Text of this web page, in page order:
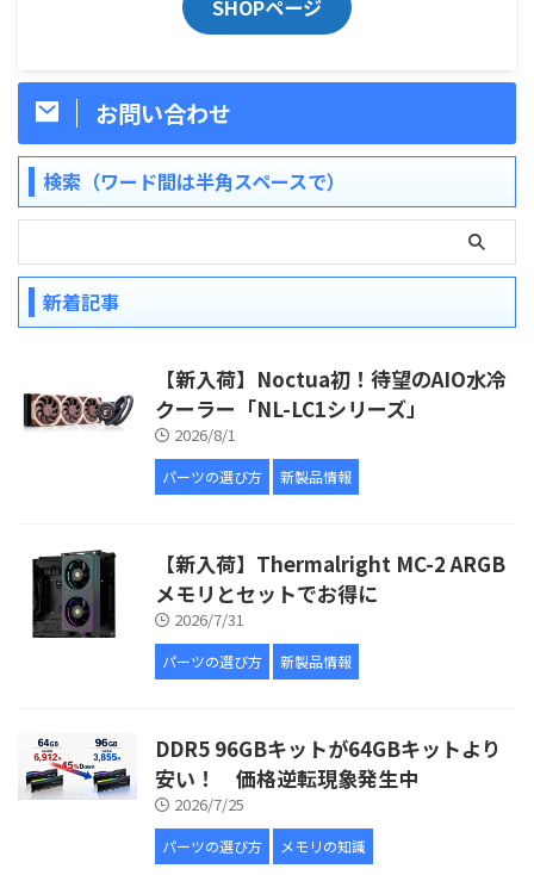
SHOPページ
お問い合わせ
検索（ワード間は半角スペースで）
新着記事
【新入荷】Noctua初！待望のAIO水冷
クーラー「NL-LC1シリーズ」
2026/8/1
パーツの選び方 新製品情報
【新入荷】Thermalright MC-2 ARGB
メモリとセットでお得に
2026/7/31
パーツの選び方 新製品情報
DDR5 96GBキットが64GBキットより
安い！ 価格逆転現象発生中
2026/7/25
パーツの選び方 メモリの知識